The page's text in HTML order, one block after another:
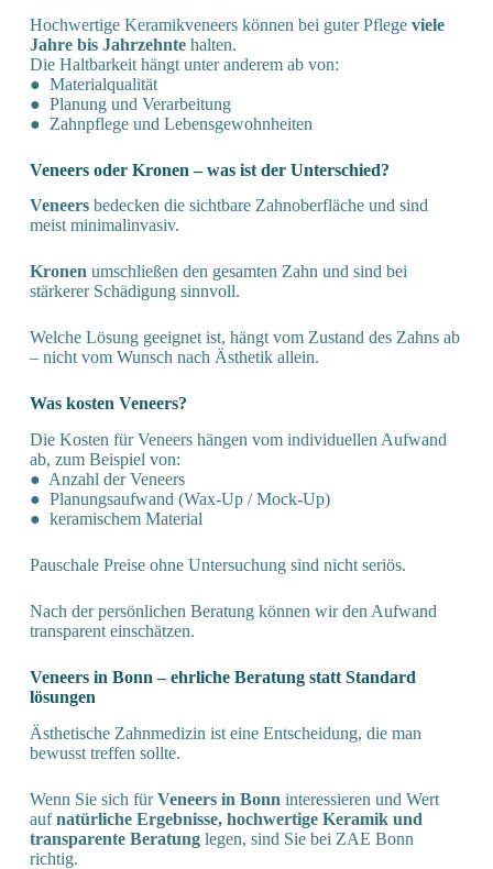
Hochwertige Keramikveneers können bei guter Pflege viele
Jahre bis Jahrzehntehalten.
Die Haltbarkeit hängt unter anderem ab von:
● Materialqualität
● Planung und Verarbeitung
● Zahnpflege und Lebensgewohnheiten
Veneers oder Kronen – was ist der Unterschied?
Veneersbedecken die sichtbare Zahnoberfläche und sind
meist minimalinvasiv.
Kronen umschließen den gesamten Zahn und sind bei
stärkerer Schädigung sinnvoll.
Welche Lösung geeignet ist, hängt vom Zustand des Zahns ab
– nicht vom Wunsch nach Ästhetik allein.
Was kosten Veneers?
Die Kosten für Veneers hängen vom individuellen Aufwand
ab, zum Beispiel von:
● Anzahl der Veneers
● Planungsaufwand (Wax-Up / Mock-Up)
● keramischem Material
Pauschale Preise ohne Untersuchung sind nicht seriös.
Nach der persönlichen Beratung können wir den Aufwand
transparent einschätzen.
Veneers in Bonn – ehrliche Beratung statt Standard
lösungen
Ästhetische Zahnmedizin ist eine Entscheidung, die man
bewusst treffen sollte.
Wenn Sie sich fürVeneers in Bonn interessieren und Wert
aufnatürliche Ergebnisse, hochwertige Keramik und
transparente Beratunglegen, sind Sie bei ZAE Bonn
richtig.